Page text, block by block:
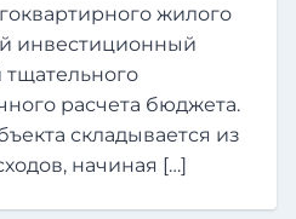
жилого
инвестиционный
расчета бюджета.
складывается из
начиная […]